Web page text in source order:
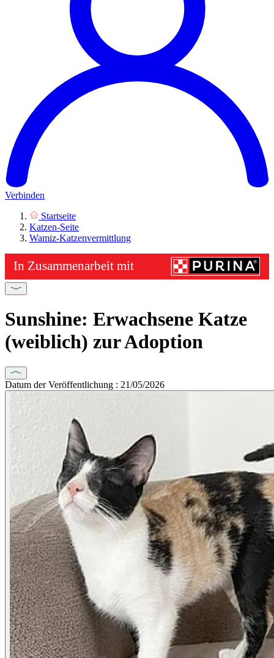
Verbinden
Startseite
Katzen-Seite
Wamiz-Katzenvermittlung
Sunshine: Erwachsene Katze
(weiblich) zur Adoption
Datum der Veröffentlichung : 21/05/2026